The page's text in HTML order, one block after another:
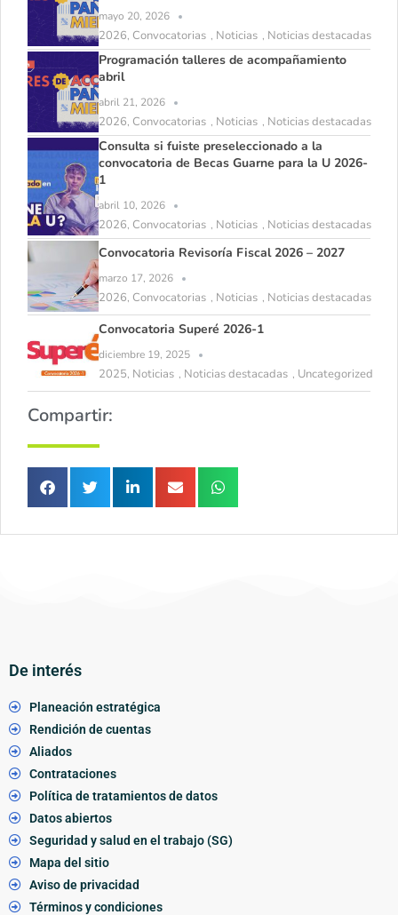
mayo 20, 2026
2026, Convocatorias , Noticias , Noticias destacadas
Programación talleres de acompañamiento
abril
abril 21, 2026
2026, Convocatorias , Noticias , Noticias destacadas
Consulta si fuiste preseleccionado a la
convocatoria de Becas Guarne para la U 2026-
1
abril 10, 2026
2026, Convocatorias , Noticias , Noticias destacadas
Convocatoria Revisoría Fiscal 2026 – 2027
marzo 17, 2026
2026, Convocatorias , Noticias , Noticias destacadas
Convocatoria Superé 2026-1
diciembre 19, 2025
2025, Noticias , Noticias destacadas , Uncategorized
Compartir:
De interés
Planeación estratégica
Rendición de cuentas
Aliados
Contrataciones
Política de tratamientos de datos
Datos abiertos
Seguridad y salud en el trabajo (SG)
Mapa del sitio
Aviso de privacidad
Términos y condiciones